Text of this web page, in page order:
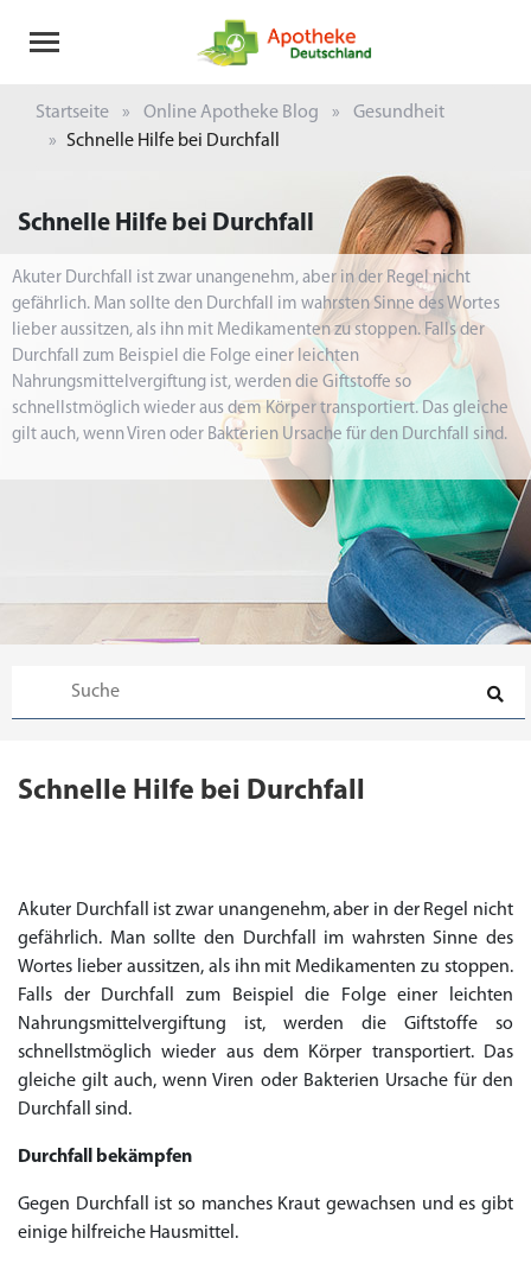
Startseite Online Apotheke Blog
Gesundheit
Schnelle Hilfe bei Durchfall
Schnelle Hilfe bei Durchfall
Akuter Durchfall ist zwar unangenehm, aber in der Regel nicht
gefährlich. Man sollte den Durchfall im wahrsten Sinne des Wortes
lieber aussitzen, als ihn mit Medikamenten zu stoppen. Falls der
Durchfall zum Beispiel die Folge einer leichten
Nahrungsmittelvergiftung ist, werden die Giftstoffe so
schnellstmöglich wieder aus dem Körper transportiert. Das gleiche
gilt auch, wenn Viren oder Bakterien Ursache für den Durchfall sind.
Schnelle Hilfe bei Durchfall
Akuter Durchfall ist zwar unangenehm, aber in der Regel nicht
gefährlich. Man sollte den Durchfall im wahrsten Sinne des
Wortes lieber aussitzen, als ihn mit Medikamenten zu stoppen.
Falls der Durchfall zum Beispiel die Folge einer leichten
Nahrungsmittelvergiftung ist, werden die Giftstoffe so
schnellstmöglich wieder aus dem Körper transportiert. Das
gleiche gilt auch, wenn Viren oder Bakterien Ursache für den
Durchfall sind.
Durchfall bekämpfen
Gegen Durchfall ist so manches Kraut gewachsen und es gibt
einige hilfreiche Hausmittel.
Sildenafil 100mg
€26.35
Cialis Original
€28.17
Levitra Original
€29.08
Viagra Generika
€23.62
Cialis Generika
€29.98
Levitra Generika
€27.26
Viagra Soft Tabs
€36.34
Kamagra Oral Jelly
€29.08
Kamagra 100mg
€62.69
Super Kamagra
€25.44
Kamagra Gold
€138.11
Cialis Professional
€56.33
Levitra Professional
€45.43
Tadagra Professional
€0.00
Apcalis Oral Jelly
€37.25
Priligy Generika
Dapoxetin
€15.45
Spedra Generika
€0.00
LIDA Dai dai hua
€0.00
Xenical Generika
€0.00
Lovegra
€14.54
Addyi Generika
€0.00
Ladygra
€0.00